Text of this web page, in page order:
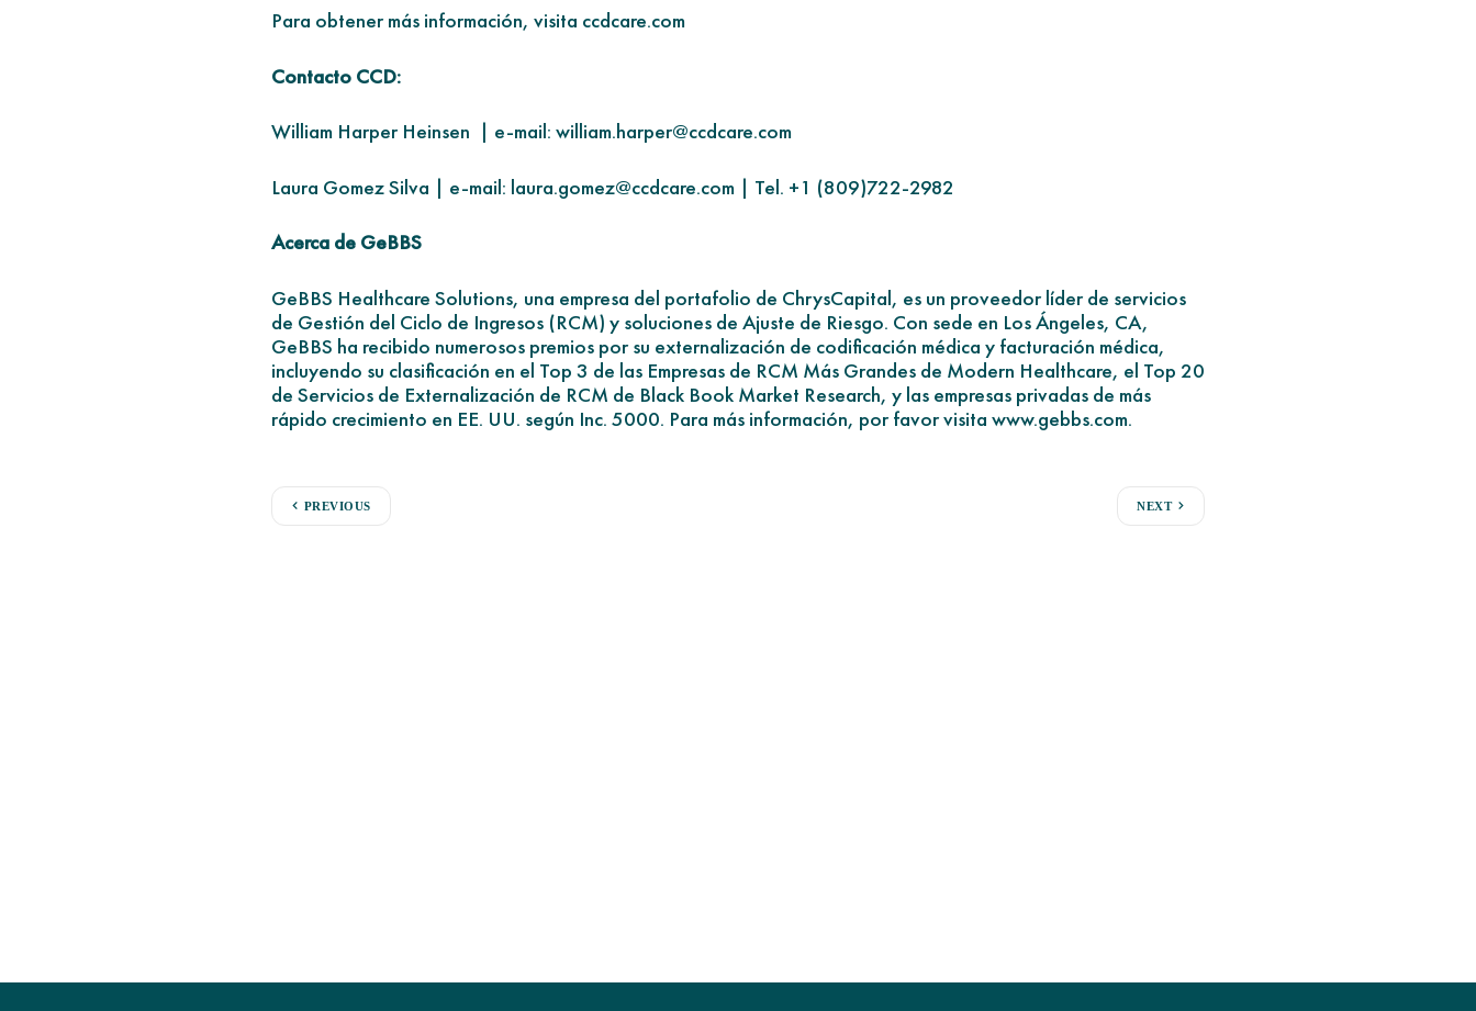
Para obtener más información, visita ccdcare.com
Contacto CCD:
William Harper Heinsen | e-mail: william.harper@ccdcare.com
Laura Gomez Silva | e-mail: laura.gomez@ccdcare.com | Tel. +1 (809)722-2982
Acerca de GeBBS
GeBBS Healthcare Solutions, una empresa del portafolio de ChrysCapital, es un proveedor líder de servicios
de Gestión del Ciclo de Ingresos (RCM) y soluciones de Ajuste de Riesgo. Con sede en Los Ángeles, CA,
GeBBS ha recibido numerosos premios por su externalización de codificación médica y facturación médica,
incluyendo su clasificación en el Top 3 de las Empresas de RCM Más Grandes de Modern Healthcare, el Top 20
de Servicios de Externalización de RCM de Black Book Market Research, y las empresas privadas de más
rápido crecimiento en EE. UU. según Inc. 5000. Para más información, por favor visita www.gebbs.com.
PREVIOUS NEXT